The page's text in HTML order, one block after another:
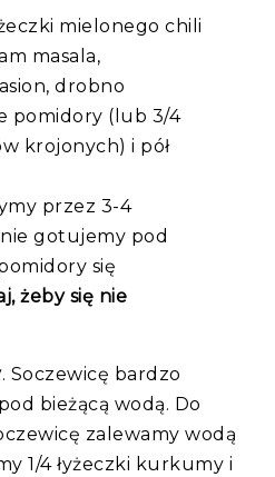
mielonego chili
masala,
drobno
pomidory (lub 3/4
krojonych) i pół
przez 3-4
gotujemy pod
się
żeby się nie
. Soczewicę bardzo
bieżącą wodą. Do
zalewamy wodą
1/4 łyżeczki kurkumy i